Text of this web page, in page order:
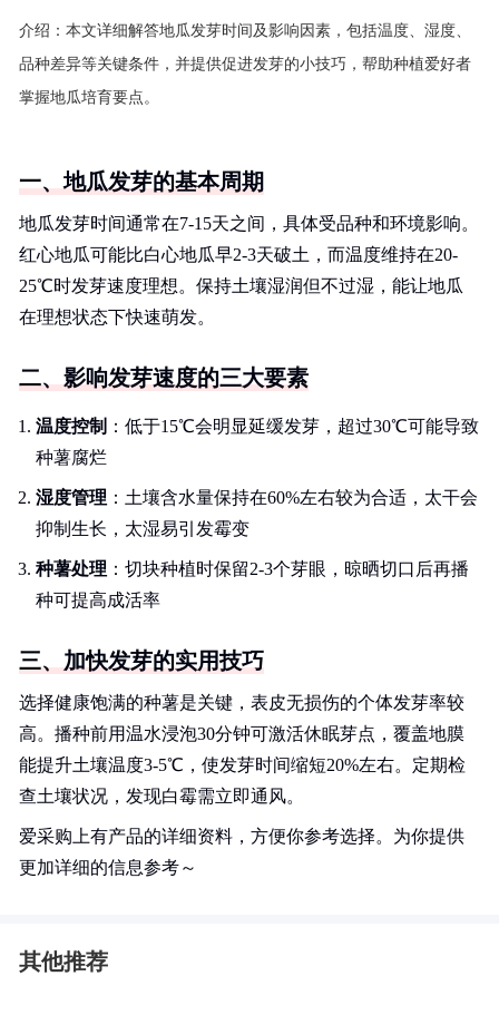
介绍： 本文详细解答地瓜发芽时间及影响因素，包括温度、湿度、
品种差异等关键条件，并提供促进发芽的小技巧，帮助种植爱好者
掌握地瓜培育要点。
一、地瓜发芽的基本周期
地瓜发芽时间通常在7-15天之间，具体受品种和环境影响。
红心地瓜可能比白心地瓜早2-3天破土，而温度维持在20-
25℃时发芽速度理想。保持土壤湿润但不过湿，能让地瓜
在理想状态下快速萌发。
二、影响发芽速度的三大要素
温度控制 ：低于15℃会明显延缓发芽，超过30℃可能导致
种薯腐烂
湿度管理 ：土壤含水量保持在60%左右较为合适，太干会
抑制生长，太湿易引发霉变
种薯处理 ：切块种植时保留2-3个芽眼，晾晒切口后再播
种可提高成活率
三、加快发芽的实用技巧
选择健康饱满的种薯是关键，表皮无损伤的个体发芽率较
高。播种前用温水浸泡30分钟可激活休眠芽点，覆盖地膜
能提升土壤温度3-5℃，使发芽时间缩短20%左右。定期检
查土壤状况，发现白霉需立即通风。
爱采购上有产品的详细资料，方便你参考选择。为你提供
更加详细的信息参考～
其他推荐